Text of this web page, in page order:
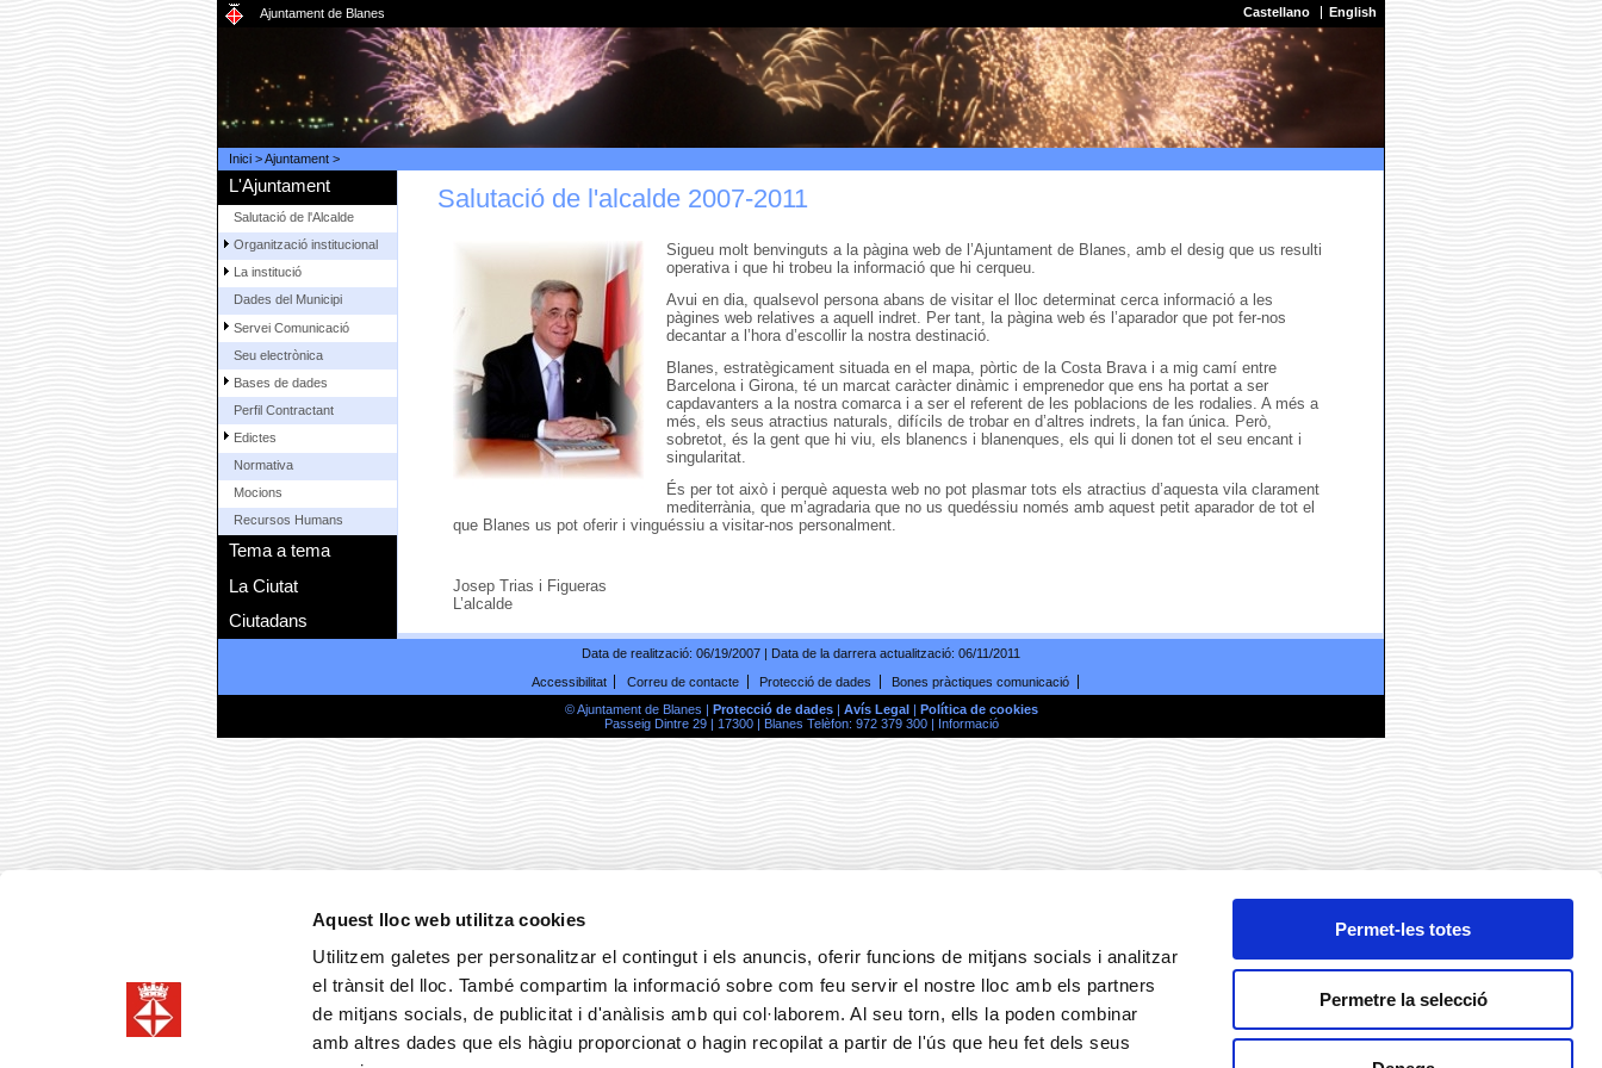
Aquest lloc web utilitza cookies
Utilitzem galetes per personalitzar el contingut i els anuncis, oferir funcions de mitjans socials i analitzar
el trànsit del lloc. També compartim la informació sobre com feu servir el nostre lloc amb els partners
de mitjans socials, de publicitat i d'anàlisis amb qui col·laborem. Al seu torn, ells la poden combinar
amb altres dades que els hàgiu proporcionat o hagin recopilat a partir de l'ús que heu fet dels seus
Permet-les totes
Permetre la selecció
Ajuntament de Blanes Castellano English
Inici>Ajuntament>
L'Ajuntament
Salutació de l'Alcalde
Organització institucional
La institució
Dades del Municipi
Servei Comunicació
Seu electrònica
Bases de dades
Perfil Contractant
Edictes
Normativa
Mocions
Recursos Humans
Tema a tema
La Ciutat
Ciutadans
Salutació de l'alcalde 2007-2011
Sigueu molt benvinguts a la pàgina web de l’Ajuntament de Blanes, amb el desig que us resulti
operativa i que hi trobeu la informació que hi cerqueu.
Avui en dia, qualsevol persona abans de visitar el lloc determinat cerca informació a les
pàgines web relatives a aquell indret. Per tant, la pàgina web és l’aparador que pot fer-nos
decantar a l’hora d’escollir la nostra destinació.
Blanes, estratègicament situada en el mapa, pòrtic de la Costa Brava i a mig camí entre
Barcelona i Girona, té un marcat caràcter dinàmic i emprenedor que ens ha portat a ser
capdavanters a la nostra comarca i a ser el referent de les poblacions de les rodalies. A més a
més, els seus atractius naturals, difícils de trobar en d’altres indrets, la fan única. Però,
sobretot, és la gent que hi viu, els blanencs i blanenques, els qui li donen tot el seu encant i
singularitat.
És per tot això i perquè aquesta web no pot plasmar tots els atractius d’aquesta vila clarament
mediterrània, que m’agradaria que no us quedéssiu només amb aquest petit aparador de tot el
que Blanes us pot oferir i vinguéssiu a visitar-nos personalment.
Josep Trias i Figueras
L’alcalde
Data de realització: 06/19/2007 | Data de la darrera actualització: 06/11/2011
Accessibilitat
Correu de contacte Protecció de dades
Bones pràctiques comunicació
© Ajuntament de Blanes | Protecció de dades| Avís Legal| Política de cookies
Passeig Dintre 29 | 17300 | Blanes Telèfon: 972 379 300 | Informació